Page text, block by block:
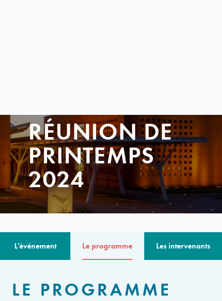
RÉUNION DE
PRINTEMPS
2024
L'événement Le programme Les intervenants
LE PROGRAMME